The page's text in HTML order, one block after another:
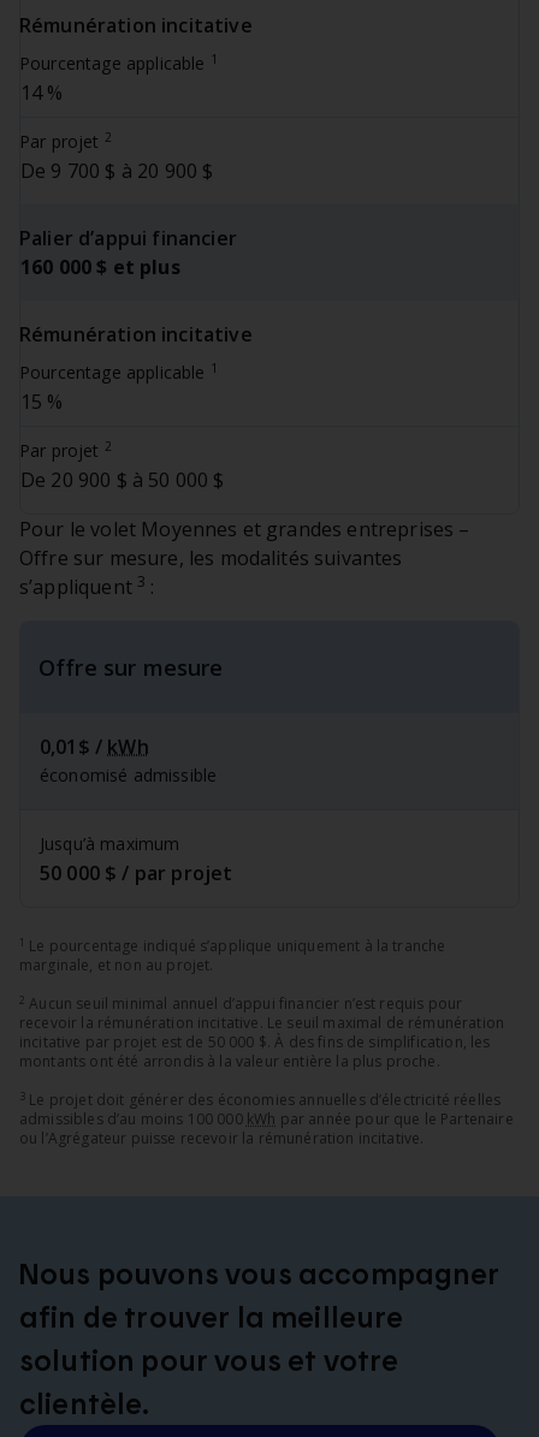
Rémunération incitative
Pourcentage applicable 1
14 %
Par projet 2
De 9 700 $ à 20 900 $
Palier d’appui financier
160 000 $ et plus
Rémunération incitative
Pourcentage applicable 1
15 %
Par projet 2
De 20 900 $ à 50 000 $
Pour le volet Moyennes et grandes entreprises –
Offre sur mesure, les modalités suivantes
s’appliquent 3 :
Offre sur mesure
0,01$ / kWh
économisé admissible
Jusqu’à maximum
50 000 $ / par projet
1 Le pourcentage indiqué s’applique uniquement à la tranche
marginale, et non au projet.
2 Aucun seuil minimal annuel d’appui financier n’est requis pour
recevoir la rémunération incitative. Le seuil maximal de rémunération
incitative par projet est de 50 000 $. À des fins de simplification, les
montants ont été arrondis à la valeur entière la plus proche.
3 Le projet doit générer des économies annuelles d’électricité réelles
admissibles d’au moins 100 000 kWh par année pour que le Partenaire
ou l’Agrégateur puisse recevoir la rémunération incitative.
Nous pouvons vous accompagner
afin de trouver la meilleure
solution pour vous et votre
clientèle.